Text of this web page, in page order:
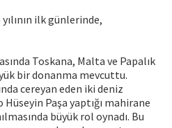
ilk günlerinde,
Toskana, Malta ve Papalık
bir donanma mevcuttu.
cereyan eden iki deniz
Paşa yaptığı mahirane
büyük rol oynadı. Bu